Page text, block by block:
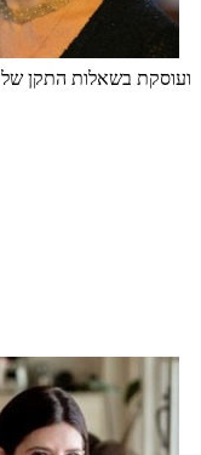
ועוסקת בשאלות התקן של